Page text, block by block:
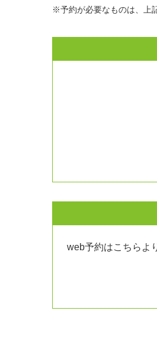
※予約が必要なものは、上
web予約はこちらよ